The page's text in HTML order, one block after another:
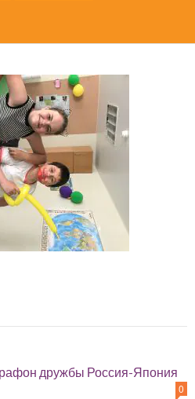
дружбы Россия-Япония
0